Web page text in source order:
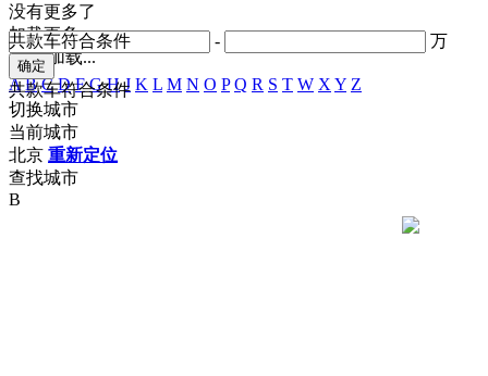
- 万
共款车符合条件
共款车符合条件
没有更多了
加载更多
正在加载...
A B C D F G H J K L M N O P Q R S T W X Y Z
切换城市
当前城市
北京 重新定位
查找城市
B